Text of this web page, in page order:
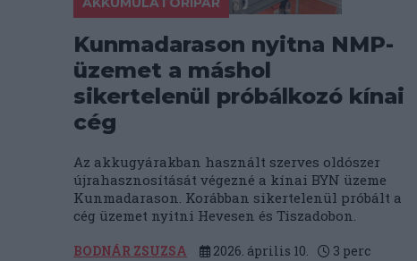
Kunmadarason nyitna NMP-
üzemet a máshol
sikertelenül próbálkozó kínai
cég
Az akkugyárakban használt szerves oldószer
újrahasznosítását végezné a kínai BYN üzeme
Kunmadarason. Korábban sikertelenül próbált a
cég üzemet nyitni Hevesen és Tiszadobon.
BODNÁR ZSUZSA 2026. április 10. 3 perc